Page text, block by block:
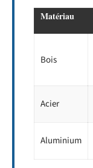
Matériau
Bois
Acier
Aluminium